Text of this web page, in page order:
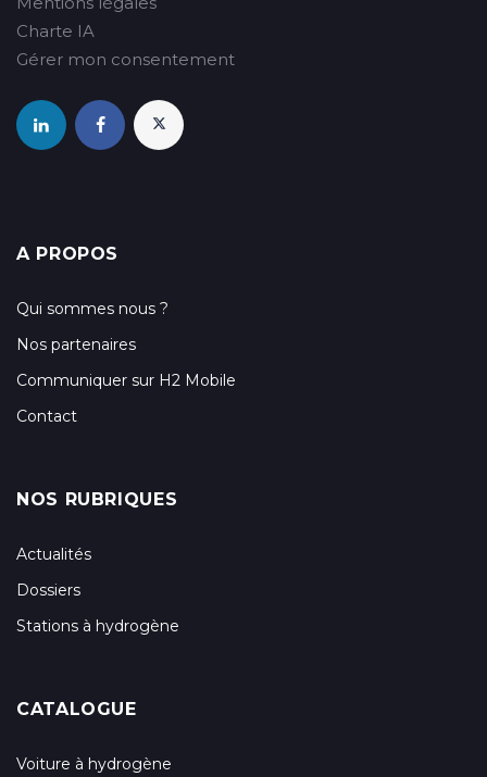
Charte IA
Gérer mon consentement
A PROPOS
Qui sommes nous ?
Nos partenaires
Communiquer sur H2 Mobile
Contact
NOS RUBRIQUES
Actualités
Dossiers
Stations à hydrogène
CATALOGUE
Voiture à hydrogène